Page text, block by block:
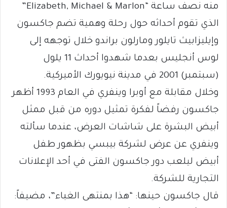
منه نصف ساعة “Elizabeth, Michael & Marlon”
الذي تقوم أحداثه حول رحلة وهمية تضم جاكسون
وإيليزابيث تايلور ومارلون براندو خلال توجهه إلى
لوس أنجليس بعدما شهدوا أحداث 11 يلول
(سبتمبر) 2001 في مدينة نيويورك الأميركية.
وخلال مقابلة مع أوبرا وينفري في العام 1993 أظهر
جاكسون رفضاً لفكرة تمثيل دوره من قبل ممثل
أبيض البشرة على شاشات العرض، عندما سألته
وينفري عن عرض لشركة بيبسي بظهور طفل
أبيض ليلعب دور جاكسون الفتى في أحد الإعلانات
التجارية للشركة.
قال جاكسون حينها: “هذا بمنتهى الغباء”، مضيفاً: